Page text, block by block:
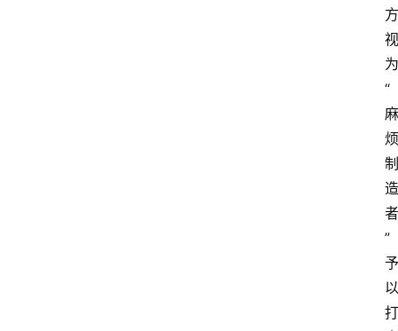
方
视
为
“
麻
烦
制
造
者
”
予
以
打